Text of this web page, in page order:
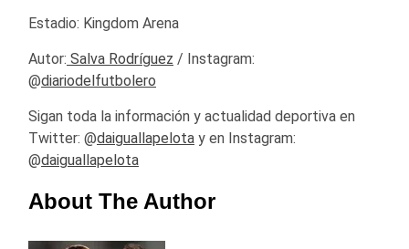
Estadio: Kingdom Arena
Autor: Salva Rodríguez / Instagram:
@diariodelfutbolero
Sigan toda la información y actualidad deportiva en
Twitter: @daiguallapelota y en Instagram:
@daiguallapelota
About The Author